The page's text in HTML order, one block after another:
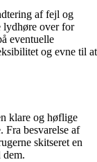
af fejl og
lydhøre over for
eventuelle
og evne til at
klare og høflige
Fra besvarelse af
skitseret en
dem.